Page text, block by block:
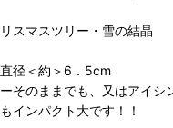
スマスツリー・雪の結晶
径＜約＞6．5cm
そのままでも、又はアイシ
インパクト大です！！